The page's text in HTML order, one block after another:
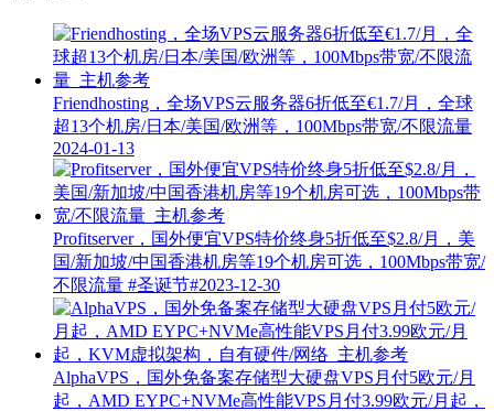
Friendhosting，全场VPS云服务器6折低至€1.7/月，全球
超13个机房/日本/美国/欧洲等，100Mbps带宽/不限流量
2024-01-13
Profitserver，国外便宜VPS特价终身5折低至$2.8/月，美
国/新加坡/中国香港机房等19个机房可选，100Mbps带宽/
不限流量 #圣诞节#2023-12-30
AlphaVPS，国外免备案存储型大硬盘VPS月付5欧元/月
起，AMD EYPC+NVMe高性能VPS月付3.99欧元/月起，